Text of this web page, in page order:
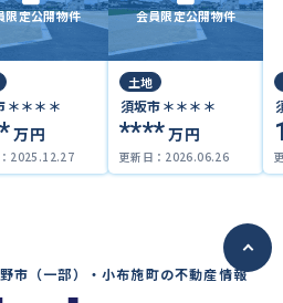
限定公開物件
＊＊＊＊
万円
2025.12.27
会員限定公開物件
土地
須坂市＊＊＊＊
****万円
更新日： 2026.06.26
市（一部）・小布施町の不動産情報